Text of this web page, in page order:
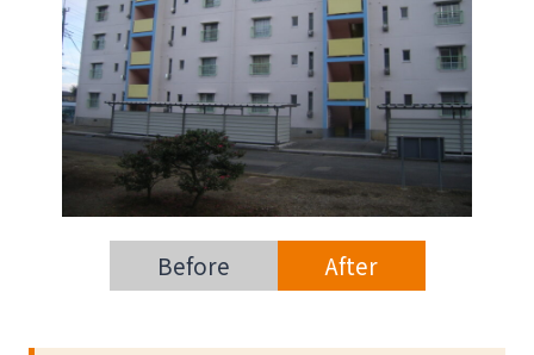
Before After